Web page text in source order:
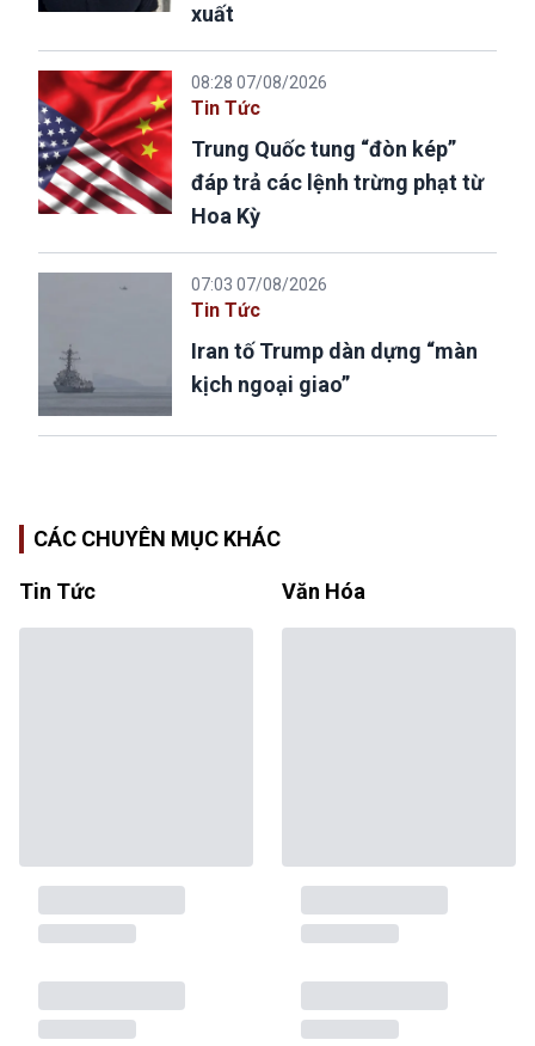
xuất
08:28 07/08/2026
Tin Tức
Trung Quốc tung “đòn kép”
đáp trả các lệnh trừng phạt từ
Hoa Kỳ
07:03 07/08/2026
Tin Tức
Iran tố Trump dàn dựng “màn
kịch ngoại giao”
CÁC CHUYÊN MỤC KHÁC
Tin Tức Văn Hóa